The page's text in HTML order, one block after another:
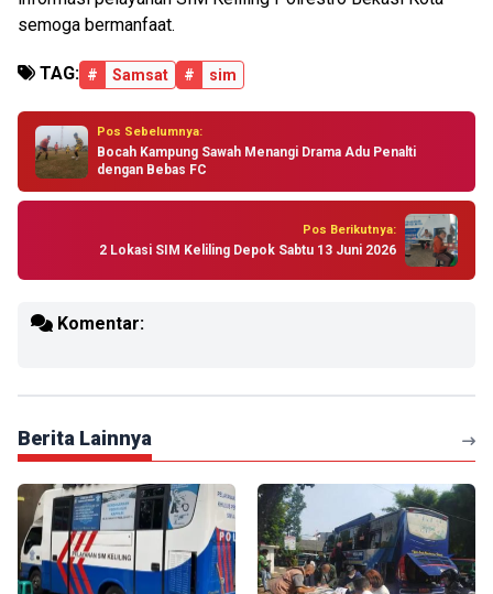
semoga bermanfaat.
TAG: # Samsat # sim
Pos Sebelumnya:
Bocah Kampung Sawah Menangi Drama Adu Penalti
dengan Bebas FC
Pos Berikutnya:
2 Lokasi SIM Keliling Depok Sabtu 13 Juni 2026
Komentar:
Berita Lainnya